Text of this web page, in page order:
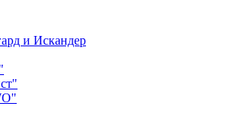
и Искандер